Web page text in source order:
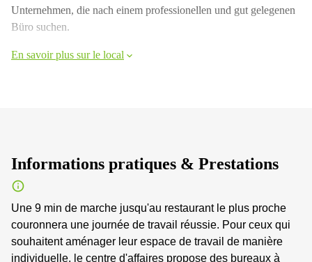
Unternehmen, die nach einem professionellen und gut gelegenen
Büro suchen.
En savoir plus sur le local
Informations pratiques & Prestations
Une 9 min de marche jusqu'au restaurant le plus proche
couronnera une journée de travail réussie. Pour ceux qui
souhaitent aménager leur espace de travail de manière
individuelle, le centre d'affaires propose des bureaux à